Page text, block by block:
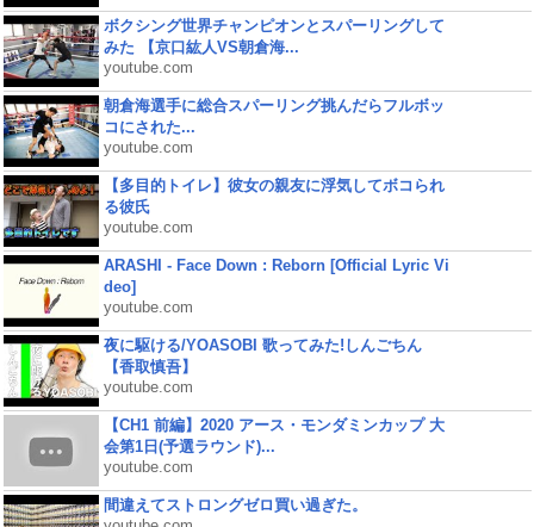
ボクシング世界チャンピオンとスパーリングして
みた 【京口紘人VS朝倉海...
youtube.com
朝倉海選手に総合スパーリング挑んだらフルボッ
コにされた...
youtube.com
【多目的トイレ】彼女の親友に浮気してボコられ
る彼氏
youtube.com
ARASHI - Face Down : Reborn [Official Lyric Vi
deo]
youtube.com
夜に駆ける/YOASOBI 歌ってみた!しんごちん
【香取慎吾】
youtube.com
【CH1 前編】2020 アース・モンダミンカップ 大
会第1日(予選ラウンド)...
youtube.com
間違えてストロングゼロ買い過ぎた。